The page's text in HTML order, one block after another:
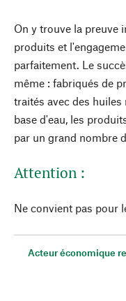
On y trouve la preuve
produits et
parfaitement. Le
même : fabriqués de
traités avec des
base d'eau, les
par un grand nombre
Attention :
Ne convient pas pour
Acteur économique